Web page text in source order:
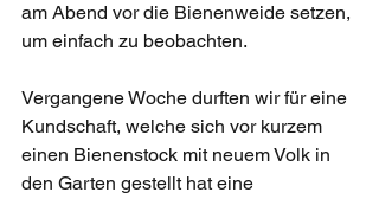
am Abend vor die Bienenweide setzen,
um einfach zu beobachten.
Vergangene Woche durften wir für eine
Kundschaft, welche sich vor kurzem
einen Bienenstock mit neuem Volk in
den Garten gestellt hat eine